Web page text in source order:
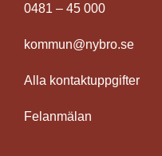
0481 – 45 000
kommun@nybro.se
Alla kontaktuppgifter
Felanmälan